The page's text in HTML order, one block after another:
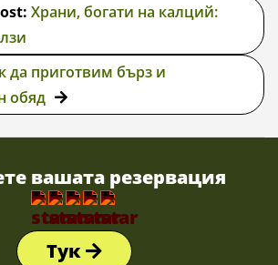
Храни, богати на калций:
да приготвим бърз и
обяд
вашата резервация
Тук